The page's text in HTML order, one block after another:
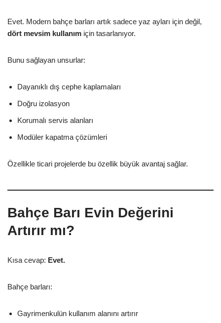
Evet. Modern bahçe barları artık sadece yaz ayları için değil,
dört mevsim kullanım için tasarlanıyor.
Bunu sağlayan unsurlar:
Dayanıklı dış cephe kaplamaları
Doğru izolasyon
Korumalı servis alanları
Modüler kapatma çözümleri
Özellikle ticari projelerde bu özellik büyük avantaj sağlar.
Bahçe Barı Evin Değerini
Artırır mı?
Kısa cevap: Evet.
Bahçe barları:
Gayrimenkulün kullanım alanını artırır